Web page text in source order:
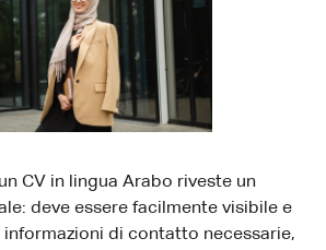
CV in lingua Arabo riveste un
deve essere facilmente visibile e
di contatto necessarie,